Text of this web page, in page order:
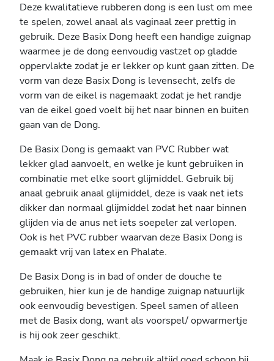
Deze kwalitatieve rubberen dong is een lust om mee
te spelen, zowel anaal als vaginaal zeer prettig in
gebruik. Deze Basix Dong heeft een handige zuignap
waarmee je de dong eenvoudig vastzet op gladde
oppervlakte zodat je er lekker op kunt gaan zitten. De
vorm van deze Basix Dong is levensecht, zelfs de
vorm van de eikel is nagemaakt zodat je het randje
van de eikel goed voelt bij het naar binnen en buiten
gaan van de Dong.
De Basix Dong is gemaakt van PVC Rubber wat
lekker glad aanvoelt, en welke je kunt gebruiken in
combinatie met elke soort glijmiddel. Gebruik bij
anaal gebruik anaal glijmiddel, deze is vaak net iets
dikker dan normaal glijmiddel zodat het naar binnen
glijden via de anus net iets soepeler zal verlopen.
Ook is het PVC rubber waarvan deze Basix Dong is
gemaakt vrij van latex en Phalate.
De Basix Dong is in bad of onder de douche te
gebruiken, hier kun je de handige zuignap natuurlijk
ook eenvoudig bevestigen. Speel samen of alleen
met de Basix dong, want als voorspel/ opwarmertje
is hij ook zeer geschikt.